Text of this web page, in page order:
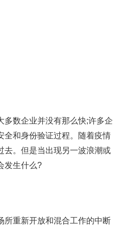
多数企业并没有那么快;许多企
全和身份验证过程。随着疫情
去。但是当出现另一波浪潮或
发生什么?
所重新开放和混合工作的中断